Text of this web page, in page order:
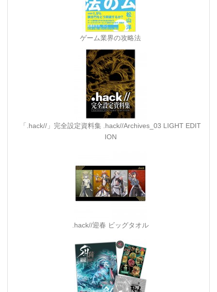
ゲーム業界の攻略法
「.hack//」完全設定資料集 .hack//Archives_03 LIGHT EDIT
ION
.hack//迎春 ビッグタオル